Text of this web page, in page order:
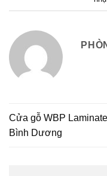
Cửa gỗ WBP
Bình Dương